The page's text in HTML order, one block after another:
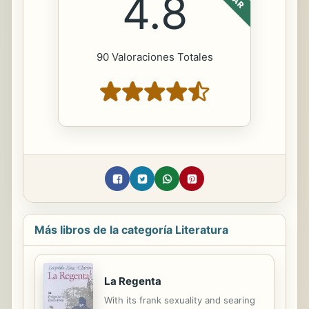
4.8
90 Valoraciones Totales
Más libros de la categoría Literatura
La Regenta
With its frank sexuality and searing